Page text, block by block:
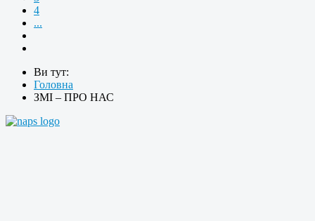
4
...
Ви тут:
Головна
ЗМІ – ПРО НАС